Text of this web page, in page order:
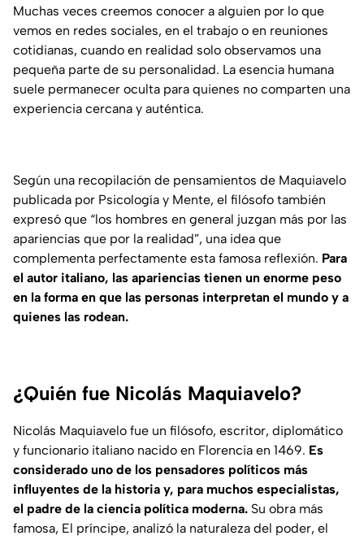
Muchas veces creemos conocer a alguien por lo que
vemos en redes sociales, en el trabajo o en reuniones
cotidianas, cuando en realidad solo observamos una
pequeña parte de su personalidad. La esencia humana
suele permanecer oculta para quienes no comparten una
experiencia cercana y auténtica.
Según una recopilación de pensamientos de Maquiavelo
publicada por Psicología y Mente, el filósofo también
expresó que “los hombres en general juzgan más por las
apariencias que por la realidad”, una idea que
complementa perfectamente esta famosa reflexión. Para
el autor italiano, las apariencias tienen un enorme peso
en la forma en que las personas interpretan el mundo y a
quienes las rodean.
¿Quién fue Nicolás Maquiavelo?
Nicolás Maquiavelo fue un filósofo, escritor, diplomático
y funcionario italiano nacido en Florencia en 1469. Es
considerado uno de los pensadores políticos más
influyentes de la historia y, para muchos especialistas,
el padre de la ciencia política moderna. Su obra más
famosa, El príncipe, analizó la naturaleza del poder, el